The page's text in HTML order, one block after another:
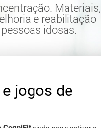
Materiais,
e reabilitação
idosas.
jogos de